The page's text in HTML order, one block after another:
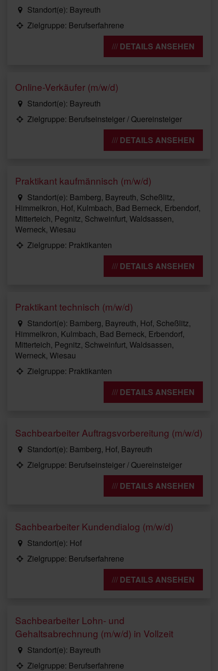
Standort(e): Bayreuth
Zielgruppe: Berufserfahrene
DETAILS ANSEHEN
Online-Verkäufer (m/w/d)
Standort(e): Bayreuth
Zielgruppe: Berufseinsteiger / Quereinsteiger
DETAILS ANSEHEN
Praktikant kaufmännisch (m/w/d)
Standort(e): Bamberg, Bayreuth, Scheßlitz,
Himmelkron, Hof, Kulmbach, Bad Berneck, Erbendorf,
Mitterteich, Pegnitz, Schweinfurt, Waldsassen,
Werneck, Wiesau
Zielgruppe: Praktikanten
DETAILS ANSEHEN
Praktikant technisch (m/w/d)
Standort(e): Bamberg, Bayreuth, Hof, Scheßlitz,
Himmelkron, Kulmbach, Bad Berneck, Erbendorf,
Mitterteich, Pegnitz, Schweinfurt, Waldsassen,
Werneck, Wiesau
Zielgruppe: Praktikanten
DETAILS ANSEHEN
Sachbearbeiter Auftragsvorbereitung (m/w/d)
Standort(e): Bamberg, Hof, Bayreuth
Zielgruppe: Berufseinsteiger / Quereinsteiger
DETAILS ANSEHEN
Sachbearbeiter Kundendialog (m/w/d)
Standort(e): Hof
Zielgruppe: Berufserfahrene
DETAILS ANSEHEN
Sachbearbeiter Lohn- und
Gehaltsabrechnung (m/w/d) in Vollzeit
Standort(e): Bayreuth
Zielgruppe: Berufserfahrene